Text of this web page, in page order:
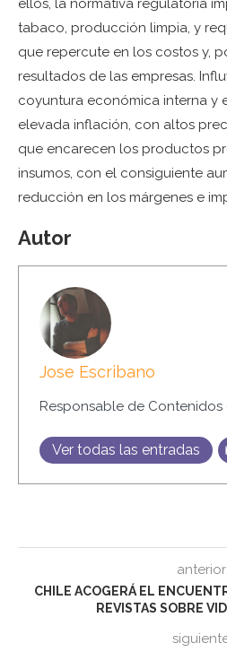
ellos, la normativa regulatoria
tabaco, producción limpia, y
que repercute en los costos y,
resultados de las empresas.
coyuntura económica interna y
elevada inflación, con altos
que encarecen los productos
insumos, con el consiguiente
reducción en los márgenes e
Autor
Jose Escribano
Responsable de Contenidos
Ver todas las entradas
anterior
CHILE ACOGERÁ EL
REVISTAS SOBRE